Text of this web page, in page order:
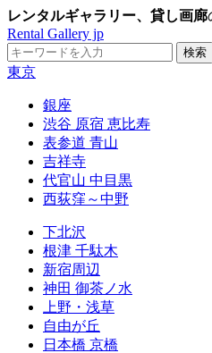
レンタルギャラリー、貸し画廊
Rental Gallery jp
東京
銀座
渋谷 原宿 恵比寿
表参道 青山
吉祥寺
代官山 中目黒
西荻窪～中野
下北沢
根津 千駄木
新宿周辺
神田 御茶ノ水
上野・浅草
自由が丘
日本橋 京橋